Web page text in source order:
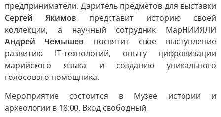
предприниматели. Даритель предметов для выставки
Сергей Якимов представит историю своей
коллекции, а научный сотрудник МарНИИЯЛИ
Андрей Чемышев посвятит свое выступление
развитию IT-технологий, опыту цифровизации
марийского языка и созданию уникального
голосового помощника.
Мероприятие состоится в Музее истории и
археологии в 18:00. Вход свободный.